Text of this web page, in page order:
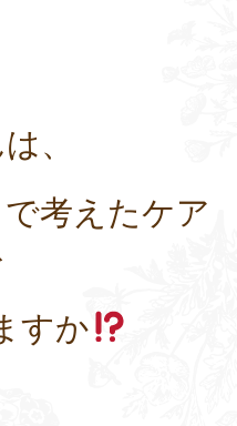
、
考えたケア
すか